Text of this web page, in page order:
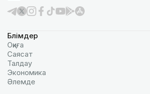
Бөлімдер
Оқиға
Саясат
Талдау
Экономика
Әлемде